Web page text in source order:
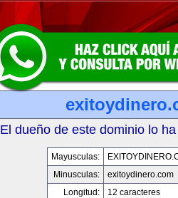
El dueño de este dominio lo
Mayusculas:
Minusculas:
exitoydinero.com
Longitud:
12 caracteres